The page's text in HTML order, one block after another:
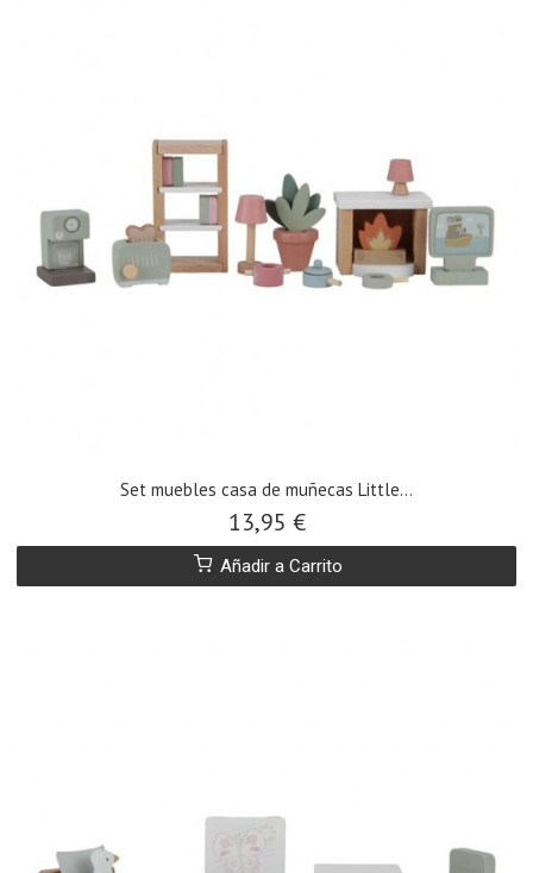
Set muebles casa de muñecas Little...
13,95 €
Añadir a Carrito